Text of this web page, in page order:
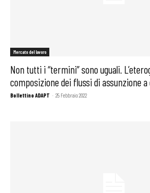
Mercato del lavoro
Non tutti i “termini” sono uguali.
composizione dei flussi di assunzione
Bollettino ADAPT - 25 Febbraio 2022